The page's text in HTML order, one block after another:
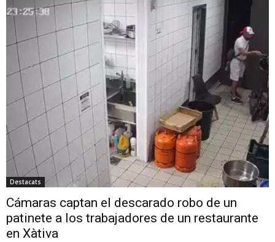
Destacats
Cámaras captan el descarado robo de un
patinete a los trabajadores de un restaurante
en Xàtiva